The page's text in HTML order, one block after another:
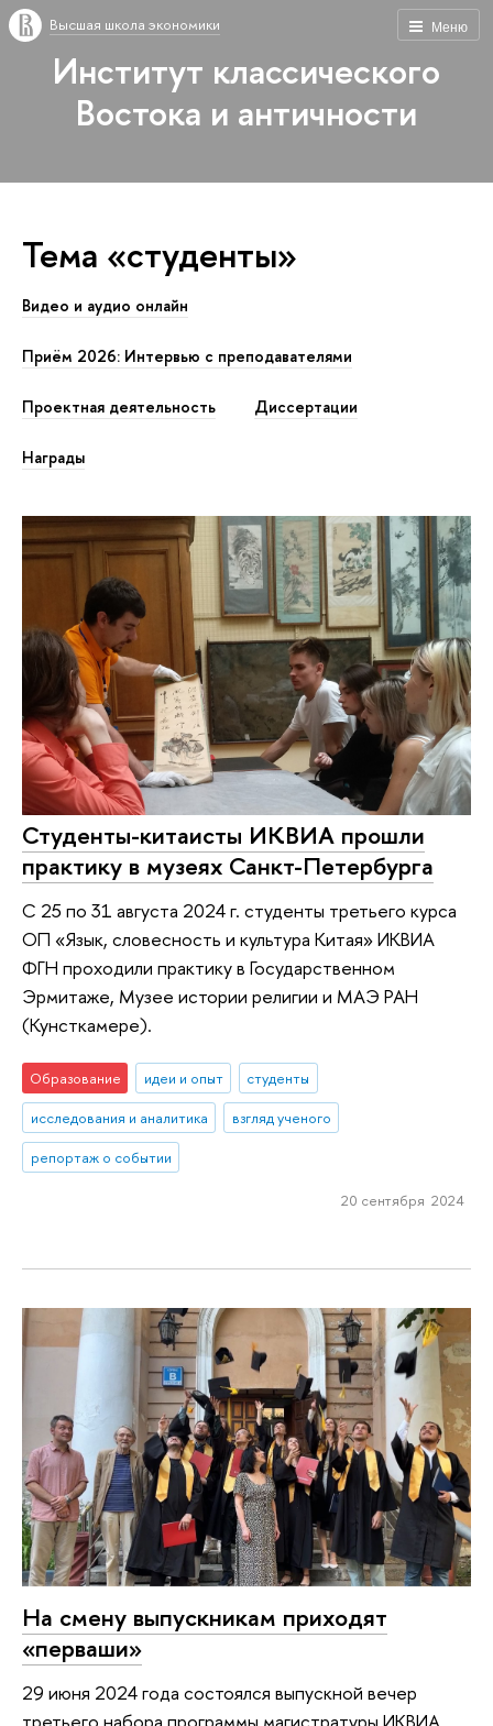
Меню
Высшая школа экономики
Институт классического
Востока и античности
Тема «студенты»
Видео и аудио онлайн
Приём 2026: Интервью с преподавателями
Проектная деятельность Диссертации
Награды
Студенты-китаисты ИКВИА прошли
практику в музеях Санкт-Петербурга
С 25 по 31 августа 2024 г. студенты третьего курса
ОП «Язык, словесность и культура Китая» ИКВИА
ФГН проходили практику в Государственном
Эрмитаже, Музее истории религии и МАЭ РАН
(Кунсткамере).
Образование идеи и опыт
студенты
исследования и аналитика
взгляд ученого
репортаж о событии
20 сентября 2024
На смену выпускникам приходят
«перваши»
29 июня 2024 года состоялся выпускной вечер
третьего набора программы магистратуры ИКВИА